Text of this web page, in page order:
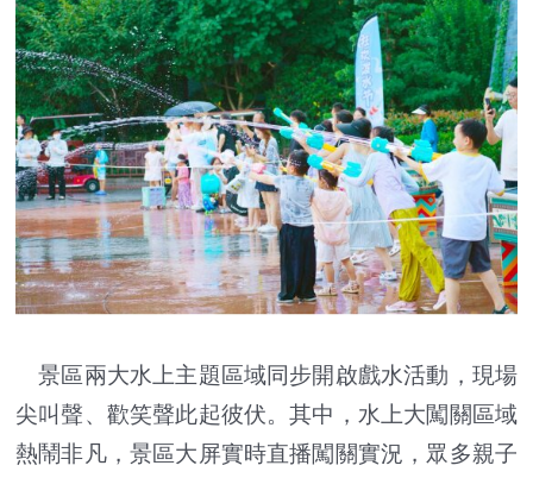
景區兩大水上主題區域同步開啟戲水活動，現場
尖叫聲、歡笑聲此起彼伏。其中，水上大闖關區域
熱鬧非凡，景區大屏實時直播闖關實況，眾多親子